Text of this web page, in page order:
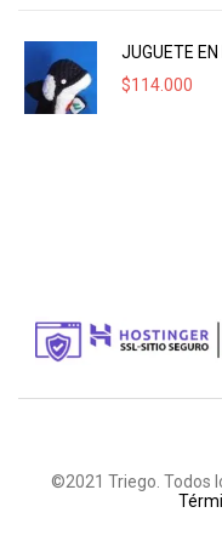
JUGUETE
$114.000
©2021 Triego. Todos